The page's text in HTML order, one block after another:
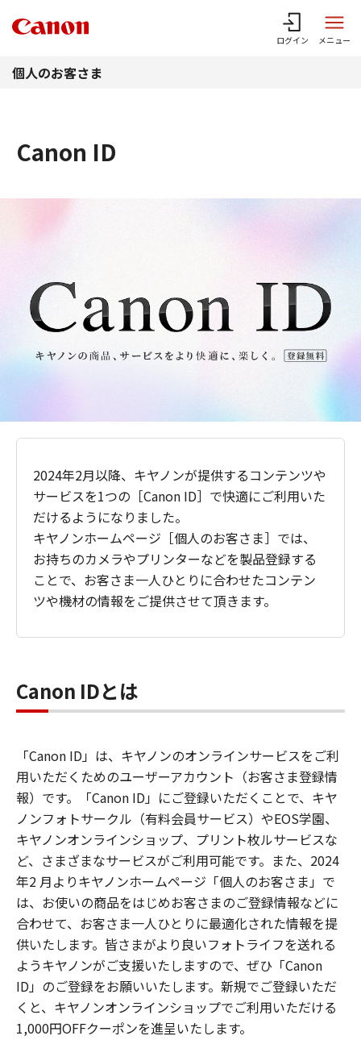
ログイン メニュー
個人のお客さま
Canon ID
2024年2月以降、キヤノンが提供するコンテンツや
サービスを1つの［Canon ID］で快適にご利用いた
だけるようになりました。
キヤノンホームページ［個人のお客さま］では、
お持ちのカメラやプリンターなどを製品登録する
ことで、お客さま一人ひとりに合わせたコンテン
ツや機材の情報をご提供させて頂きます。
Canon IDとは
「Canon ID」は、キヤノンのオンラインサービスをご利
用いただくためのユーザーアカウント（お客さま登録情
報）です。「Canon ID」にご登録いただくことで、キヤ
ノンフォトサークル（有料会員サービス）やEOS学園、
キヤノンオンラインショップ、プリント枚ルサービスな
ど、さまざまなサービスがご利用可能です。また、2024
年2 月よりキヤノンホームページ「個人のお客さま」で
は、お使いの商品をはじめお客さまのご登録情報などに
合わせて、お客さま一人ひとりに最適化された情報を提
供いたします。皆さまがより良いフォトライフを送れる
ようキヤノンがご支援いたしますので、ぜひ「Canon
ID」のご登録をお願いいたします。新規でご登録いただ
くと、キヤノンオンラインショップでご利用いただける
1,000円OFFクーポンを進呈いたします。